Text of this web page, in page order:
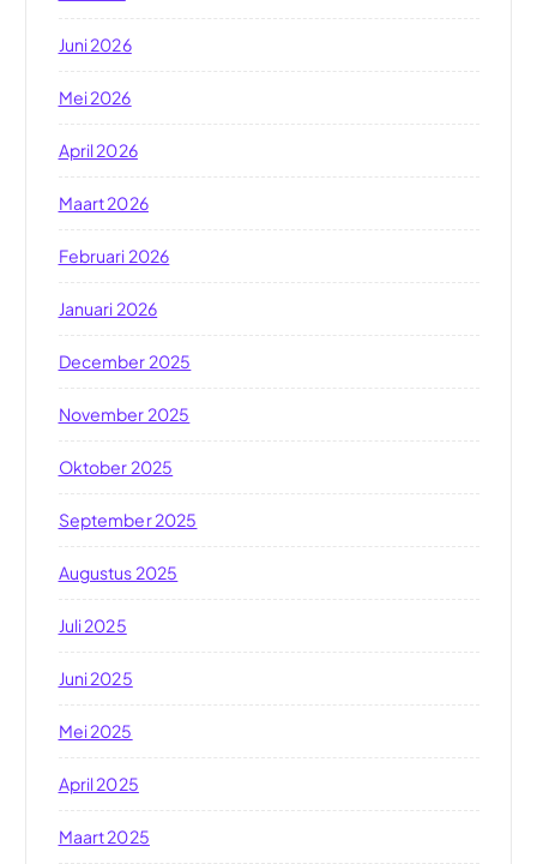
Juni 2026
Mei 2026
April 2026
Maart 2026
Februari 2026
Januari 2026
December 2025
November 2025
Oktober 2025
September 2025
Augustus 2025
Juli 2025
Juni 2025
Mei 2025
April 2025
Maart 2025